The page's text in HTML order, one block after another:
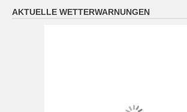
meist klar, Abkühlung auf 12 bis 8 Grad.
AKTUELLE WETTERWARNUNGEN